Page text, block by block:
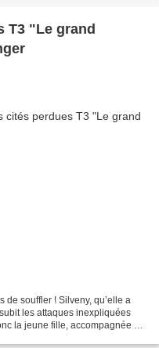
T3 "Le grand
de souffler ! Silveny, qu’elle a
les attaques inexpliquées
la jeune fille, accompagnée de